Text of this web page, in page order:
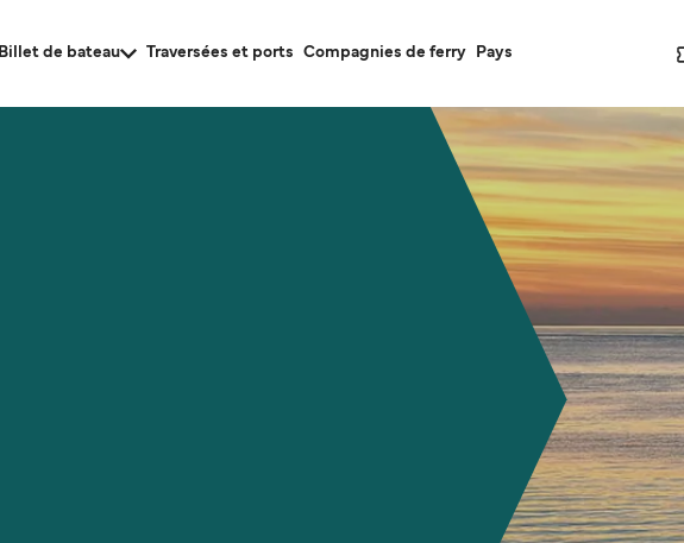
Billet de bateau Traversées et ports Compagnies de ferry Pays